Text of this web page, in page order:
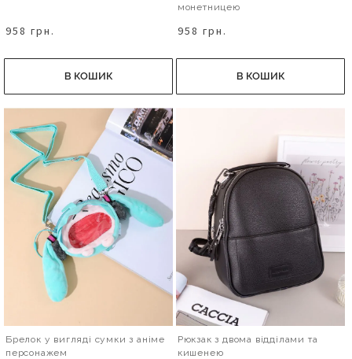
958 грн.
В КОШИК
монетницею
958 грн.
В КОШИК
Брелок у вигляді сумки з аніме
персонажем
Рюкзак з двома відділами та
кишенею